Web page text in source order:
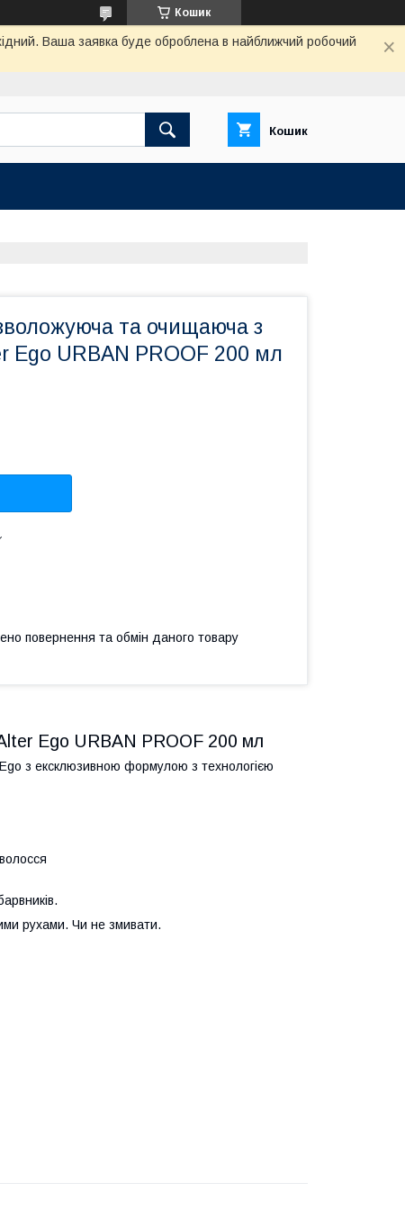
Кошик
Ваша заявка буде оброблена в найближчий робочий
Кошик
та очищаюча з
Ego URBAN PROOF 200 мл
повернення та обмін даного товару
Ego URBAN PROOF 200 мл
з ексклюзивною формулою з технологією
рухами. Чи не змивати.